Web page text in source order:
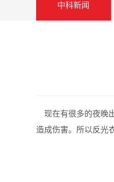
中科新闻
现在有很多的夜晚
造成伤害。所以反光